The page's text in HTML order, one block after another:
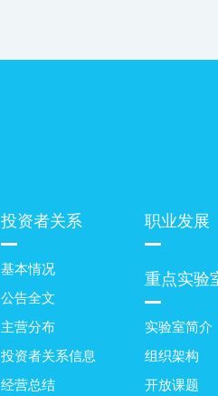
投资者关系
基本情况
公告全文
主营分布
投资者关系信息
经营总结
职业发展
重点实验
实验室简介
组织架构
开放课题